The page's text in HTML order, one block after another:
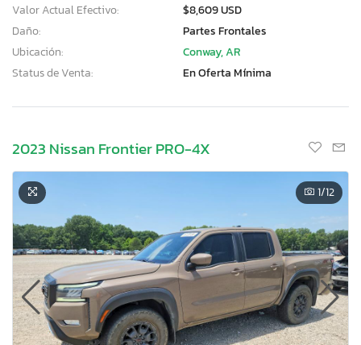
Valor Actual Efectivo:
$8,609 USD
Daño:
Partes Frontales
Ubicación:
Conway, AR
Status de Venta:
En Oferta Mínima
2023 Nissan Frontier PRO-4X
1/12